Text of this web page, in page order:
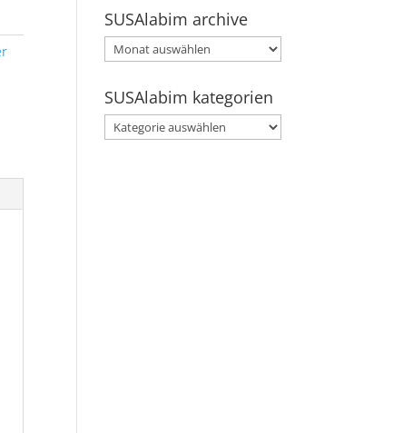
SUSAlabim archive
SUSAlabim
archive
SUSAlabim kategorien
SUSAlabim
kategorien